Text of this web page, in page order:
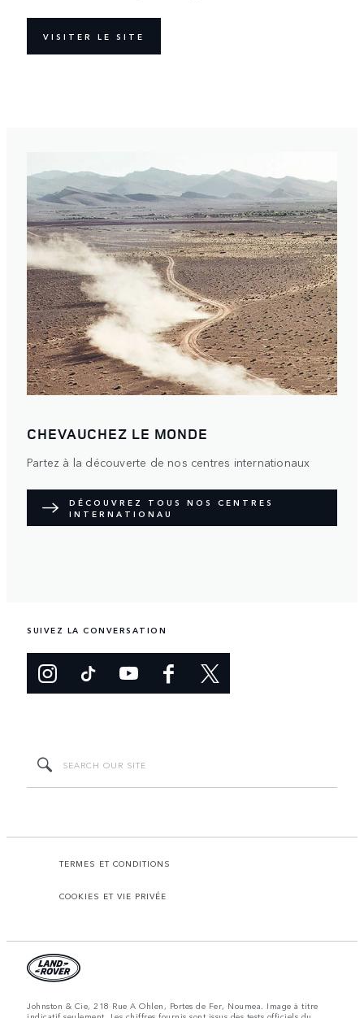
VISITER LE SITE
CHEVAUCHEZ LE MONDE
Partez à la découverte de nos centres internationaux
DÉCOUVREZ TOUS NOS CENTRES
INTERNATIONAU
SUIVEZ LA CONVERSATION
TERMES ET CONDITIONS
COOKIES ET VIE PRIVÉE
Johnston & Cie, 218 Rue A Ohlen, Portes de Fer, Noumea. Image à titre